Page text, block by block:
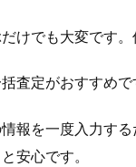
けでも大変です
査定がおすすめで
報を一度入力す
安心です。